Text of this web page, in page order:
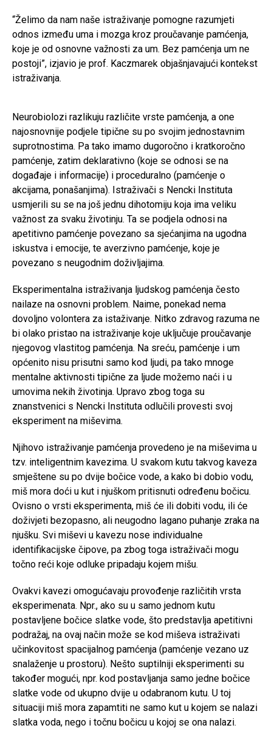
“Želimo da nam naše istraživanje pomogne razumjeti
odnos između uma i mozga kroz proučavanje pamćenja,
koje je od osnovne važnosti za um. Bez pamćenja um ne
postoji”, izjavio je prof. Kaczmarek objašnjavajući kontekst
istraživanja.
Neurobiolozi razlikuju različite vrste pamćenja, a one
najosnovnije podjele tipične su po svojim jednostavnim
suprotnostima. Pa tako imamo dugoročno i kratkoročno
pamćenje, zatim deklarativno (koje se odnosi se na
događaje i informacije) i proceduralno (pamćenje o
akcijama, ponašanjima). Istraživači s Nencki Instituta
usmjerili su se na još jednu dihotomiju koja ima veliku
važnost za svaku životinju. Ta se podjela odnosi na
apetitivno pamćenje povezano sa sjećanjima na ugodna
iskustva i emocije, te averzivno pamćenje, koje je
povezano s neugodnim doživljajima.
Eksperimentalna istraživanja ljudskog pamćenja često
nailaze na osnovni problem. Naime, ponekad nema
dovoljno volontera za istaživanje. Nitko zdravog razuma ne
bi olako pristao na istraživanje koje uključuje proučavanje
njegovog vlastitog pamćenja. Na sreću, pamćenje i um
općenito nisu prisutni samo kod ljudi, pa tako mnoge
mentalne aktivnosti tipične za ljude možemo naći i u
umovima nekih životinja. Upravo zbog toga su
znanstvenici s Nencki Instituta odlučili provesti svoj
eksperiment na miševima.
Njihovo istraživanje pamćenja provedeno je na miševima u
tzv. inteligentnim kavezima. U svakom kutu takvog kaveza
smještene su po dvije bočice vode, a kako bi dobio vodu,
miš mora doći u kut i njuškom pritisnuti određenu bočicu.
Ovisno o vrsti eksperimenta, miš će ili dobiti vodu, ili će
doživjeti bezopasno, ali neugodno lagano puhanje zraka na
njušku. Svi miševi u kavezu nose individualne
identifikacijske čipove, pa zbog toga istraživači mogu
točno reći koje odluke pripadaju kojem mišu.
Ovakvi kavezi omogućavaju provođenje različitih vrsta
eksperimenata. Npr., ako su u samo jednom kutu
postavljene bočice slatke vode, što predstavlja apetitivni
podražaj, na ovaj način može se kod miševa istraživati
učinkovitost spacijalnog pamćenja (pamćenje vezano uz
snalaženje u prostoru). Nešto suptilniji eksperimenti su
također mogući, npr. kod postavljanja samo jedne bočice
slatke vode od ukupno dvije u odabranom kutu. U toj
situaciji miš mora zapamtiti ne samo kut u kojem se nalazi
slatka voda, nego i točnu bočicu u kojoj se ona nalazi.